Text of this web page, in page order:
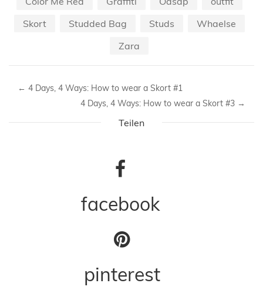
Skort
Studded Bag Studs
Whaelse
Zara
← 4 Days, 4 Ways: How to wear a Skort #1
4 Days, 4 Ways: How to wear a Skort #3 →
Teilen
facebook
pinterest